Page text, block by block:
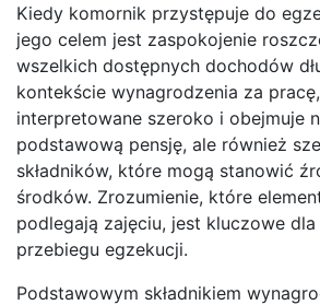
Kiedy komornik przystępuje do
jego celem jest zaspokojenie
wszelkich dostępnych dochodów
kontekście wynagrodzenia za
interpretowane szeroko i obejmuje
podstawową pensję, ale również
składników, które mogą stanowić
środków. Zrozumienie, które
podlegają zajęciu, jest kluczowe dla
przebiegu egzekucji.
Podstawowym składnikiem